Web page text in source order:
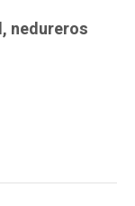
nedureros